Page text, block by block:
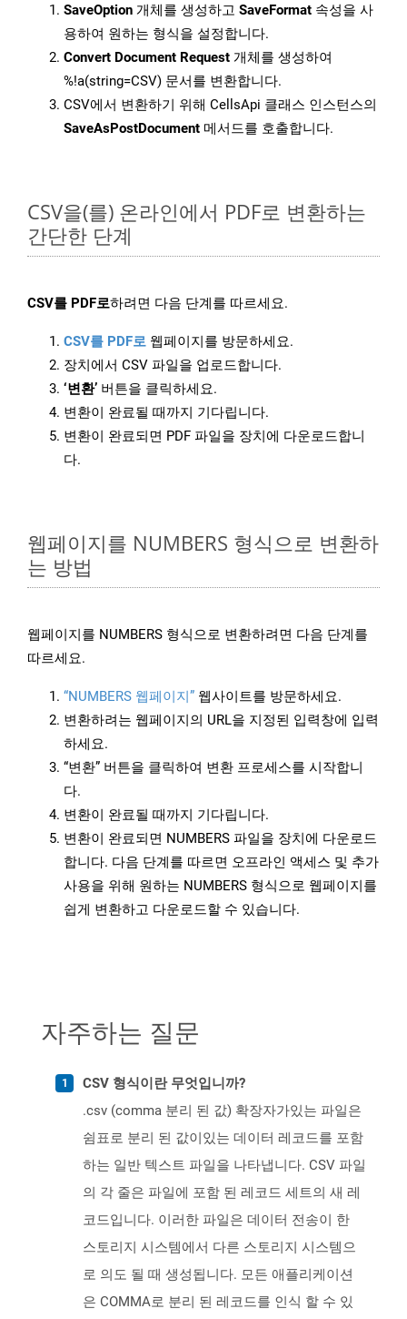
SaveOption 개체를 생성하고 SaveFormat 속성을 사
용하여 원하는 형식을 설정합니다.
Convert Document Request 개체를 생성하여
%!a(string=CSV) 문서를 변환합니다.
CSV에서 변환하기 위해 CellsApi 클래스 인스턴스의
SaveAsPostDocument 메서드를 호출합니다.
CSV을(를) 온라인에서 PDF로 변환하는
간단한 단계
CSV를 PDF로하려면 다음 단계를 따르세요.
CSV를 PDF로 웹페이지를 방문하세요.
장치에서 CSV 파일을 업로드합니다.
‘변환’ 버튼을 클릭하세요.
변환이 완료될 때까지 기다립니다.
변환이 완료되면 PDF 파일을 장치에 다운로드합니
다.
웹페이지를 NUMBERS 형식으로 변환하
는 방법
웹페이지를 NUMBERS 형식으로 변환하려면 다음 단계를
따르세요.
“NUMBERS 웹페이지” 웹사이트를 방문하세요.
변환하려는 웹페이지의 URL을 지정된 입력창에 입력
하세요.
“변환” 버튼을 클릭하여 변환 프로세스를 시작합니
다.
변환이 완료될 때까지 기다립니다.
변환이 완료되면 NUMBERS 파일을 장치에 다운로드
합니다. 다음 단계를 따르면 오프라인 액세스 및 추가
사용을 위해 원하는 NUMBERS 형식으로 웹페이지를
쉽게 변환하고 다운로드할 수 있습니다.
자주하는 질문
CSV 형식이란 무엇입니까?
.csv (comma 분리 된 값) 확장자가있는 파일은
쉼표로 분리 된 값이있는 데이터 레코드를 포함
하는 일반 텍스트 파일을 나타냅니다. CSV 파일
의 각 줄은 파일에 포함 된 레코드 세트의 새 레
코드입니다. 이러한 파일은 데이터 전송이 한
스토리지 시스템에서 다른 스토리지 시스템으
로 의도 될 때 생성됩니다. 모든 애플리케이션
은 COMMA로 분리 된 레코드를 인식 할 수 있